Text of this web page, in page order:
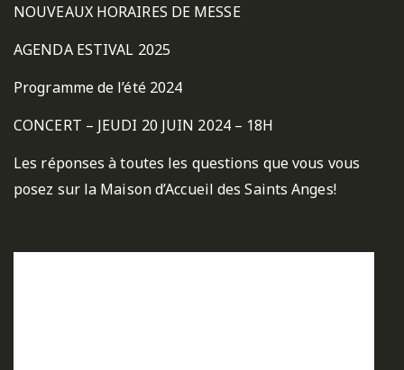
NOUVEAUX HORAIRES DE MESSE
AGENDA ESTIVAL 2025
Programme de l’été 2024
CONCERT – JEUDI 20 JUIN 2024 – 18H
Les réponses à toutes les questions que vous vous
posez sur la Maison d’Accueil des Saints Anges!